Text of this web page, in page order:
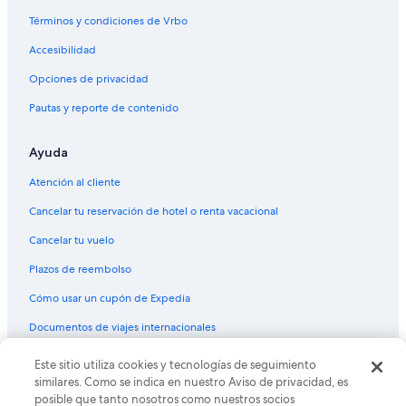
Vuelos de Lima (LIM) a Mesa (AZA)
Vuelos de Medford (MFR) a Mesa (AZA)
Vuelos de Moline (MLI) a Mesa (AZA)
Vuelos de Omaha (OMA) a Mesa (AZA)
Vuelos de Portland (PDX) a Mesa (AZA)
Vuelos de Filadelfia (PHL) a Mesa (AZA)
Vuelos de Panamá (PTY) a Mesa (AZA)
Términos y condiciones de Vrbo
Accesibilidad
Opciones de privacidad
Pautas y reporte de contenido
Ayuda
Atención al cliente
Cancelar tu reservación de hotel o renta vacacional
Cancelar tu vuelo
Plazos de reembolso
Cómo usar un cupón de Expedia
Documentos de viajes internacionales
© 2026 Expedia, Inc., una empresa de Expedia Group. Todos los
derechos reservados. Expedia y el logo de Expedia son marcas
registradas o marcas comerciales de Expedia, Inc. CST# 2029030-50.
Este sitio utiliza cookies y tecnologías de seguimiento
similares. Como se indica en nuestro Aviso de privacidad, es
posible que tanto nosotros como nuestros socios